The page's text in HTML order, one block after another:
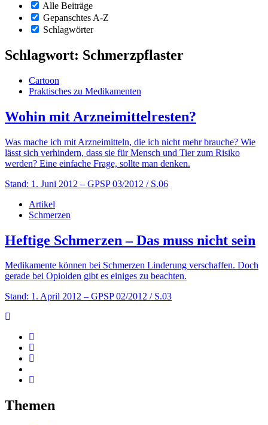
Alle Beiträge
Gepanschtes A-Z
Schlagwörter
Schlagwort: Schmerzpflaster
Cartoon
Praktisches zu Medikamenten
Wohin mit Arzneimittelresten?
Was mache ich mit Arzneimitteln, die ich nicht mehr brauche? Wie
lässt sich verhindern, dass sie für Mensch und Tier zum Risiko
werden? Eine einfache Frage, sollte man denken.
Stand: 1. Juni 2012 – GPSP 03/2012 / S.06
Artikel
Schmerzen
Heftige Schmerzen – Das muss nicht sein
Medikamente können bei Schmerzen Linderung verschaffen. Doch
gerade bei Opioiden gibt es einiges zu beachten.
Stand: 1. April 2012 – GPSP 02/2012 / S.03
Themen